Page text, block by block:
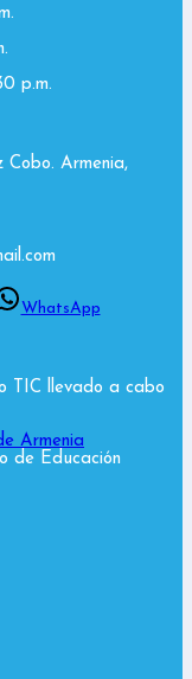
p.m.
Cobo. Armenia,
WhatsApp
TIC llevado a cabo
Armenia
de Educación